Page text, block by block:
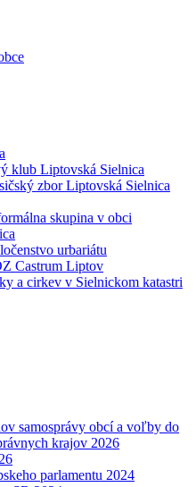
klub Liptovská Sielnica
zbor Liptovská Sielnica
skupina v obci
urbariátu
Castrum Liptov
a cirkev v Sielnickom katastri
samosprávy obcí a voľby do
krajov 2026
parlamentu 2024